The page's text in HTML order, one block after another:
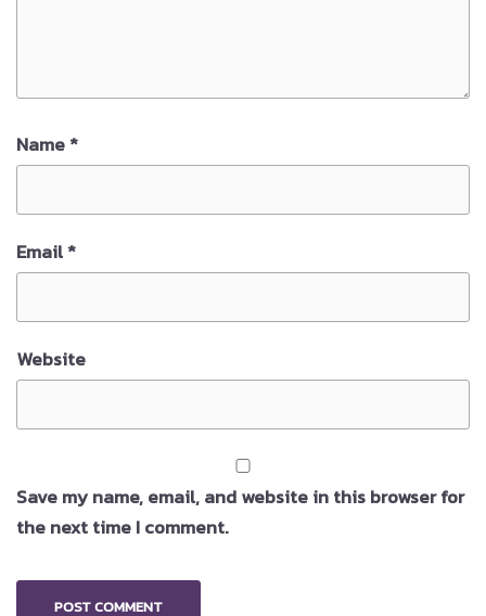
Name*
Email*
Website
Save my name, email, and website in this browser for
the next time I comment.